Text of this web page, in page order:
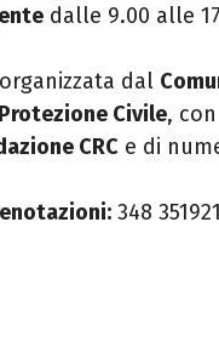
dalle 9.00 alle
dal
Protezione Civile,
CRC e di
348